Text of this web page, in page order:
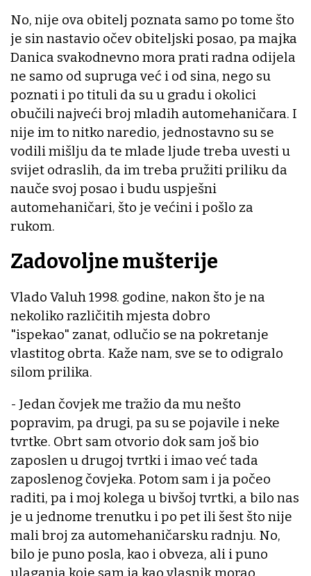
No, nije ova obitelj poznata samo po tome što
je sin nastavio očev obiteljski posao, pa majka
Danica svakodnevno mora prati radna odijela
ne samo od supruga već i od sina, nego su
poznati i po tituli da su u gradu i okolici
obučili najveći broj mladih automehaničara. I
nije im to nitko naredio, jednostavno su se
vodili mišlju da te mlade ljude treba uvesti u
svijet odraslih, da im treba pružiti priliku da
nauče svoj posao i budu uspješni
automehaničari, što je većini i pošlo za
rukom.
Zadovoljne mušterije
Vlado Valuh 1998. godine, nakon što je na
nekoliko različitih mjesta dobro
"ispekao" zanat, odlučio se na pokretanje
vlastitog obrta. Kaže nam, sve se to odigralo
silom prilika.
- Jedan čovjek me tražio da mu nešto
popravim, pa drugi, pa su se pojavile i neke
tvrtke. Obrt sam otvorio dok sam još bio
zaposlen u drugoj tvrtki i imao već tada
zaposlenog čovjeka. Potom sam i ja počeo
raditi, pa i moj kolega u bivšoj tvrtki, a bilo nas
je u jednome trenutku i po pet ili šest što nije
mali broj za automehaničarsku radnju. No,
bilo je puno posla, kao i obveza, ali i puno
ulaganja koje sam ja kao vlasnik morao